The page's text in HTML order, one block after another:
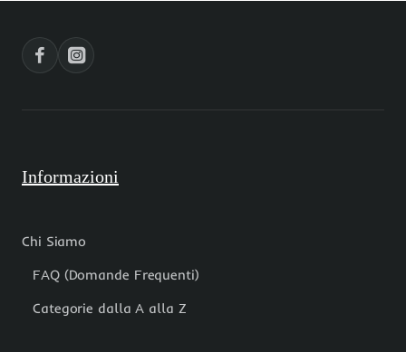
cm
Informazioni
Chi Siamo
FAQ (Domande Frequenti)
Categorie dalla A alla Z